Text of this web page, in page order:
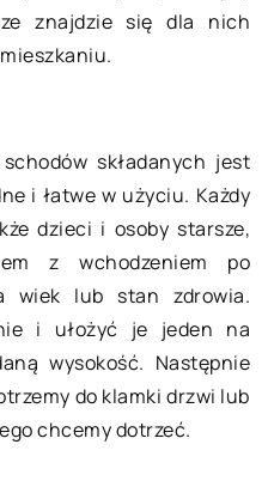
znajdzie się dla nich
składanych jest
i łatwe w użyciu. Każdy
dzieci i osoby starsze,
z wchodzeniem po
wiek lub stan zdrowia.
i ułożyć je jeden na
wysokość. Następnie
do klamki drzwi lub
chcemy dotrzeć.